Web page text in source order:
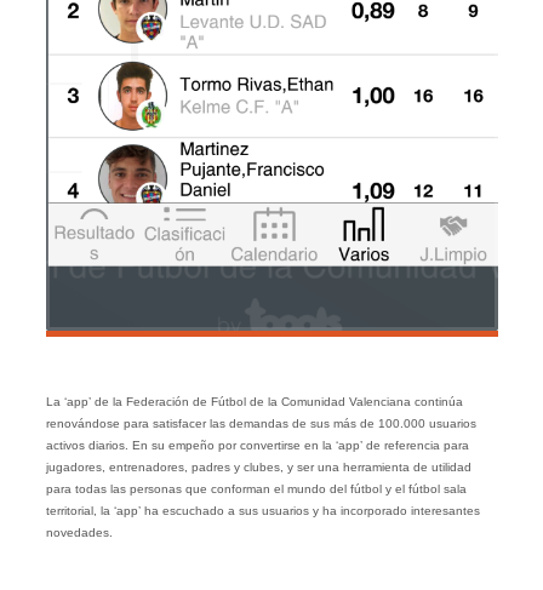
La ‘app’ de la Federación de Fútbol de la Comunidad Valenciana continúa
renovándose para satisfacer las demandas de sus más de 100.000 usuarios
activos diarios. En su empeño por convertirse en la ‘app’ de referencia para
jugadores, entrenadores, padres y clubes, y ser una herramienta de utilidad
para todas las personas que conforman el mundo del fútbol y el fútbol sala
territorial, la ‘app’ ha escuchado a sus usuarios y ha incorporado interesantes
novedades.